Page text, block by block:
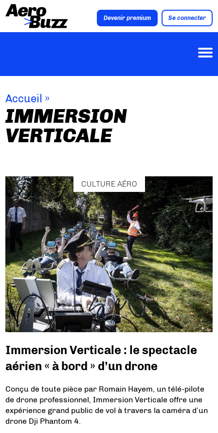
Devenir premium Se connecter
Accueil »
IMMERSION
VERTICALE
CULTURE AÉRO
Immersion Verticale : le spectacle
aérien « à bord » d’un drone
Conçu de toute pièce par Romain Hayem, un télé-pilote
de drone professionnel, Immersion Verticale offre une
expérience grand public de vol à travers la caméra d’un
drone Dji Phantom 4.